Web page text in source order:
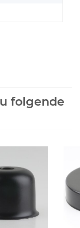
folgende